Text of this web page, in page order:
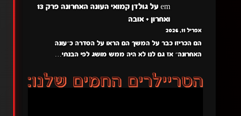
em על
גולדן קמואי העונה האחרונה פרק 13
ואחרון + אובה
אפריל 11, 2026
הם הכריזו כבר על המשך הם הראו על הסדרה כ״עונה
האחרונה״ אז גם לנו לא היה ממש מושג לפי הבנתי…